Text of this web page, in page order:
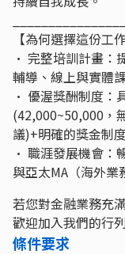
【為何選擇這份工
• 完整培訓計畫：
輔導、線上與實體
• 優渥獎酬制度：
(42,000~50,000，
議)+明確的獎金制
• 職涯發展機會：
與亞太MA（海外業
若您對金融業務充
歡迎加入我們的行
條件要求